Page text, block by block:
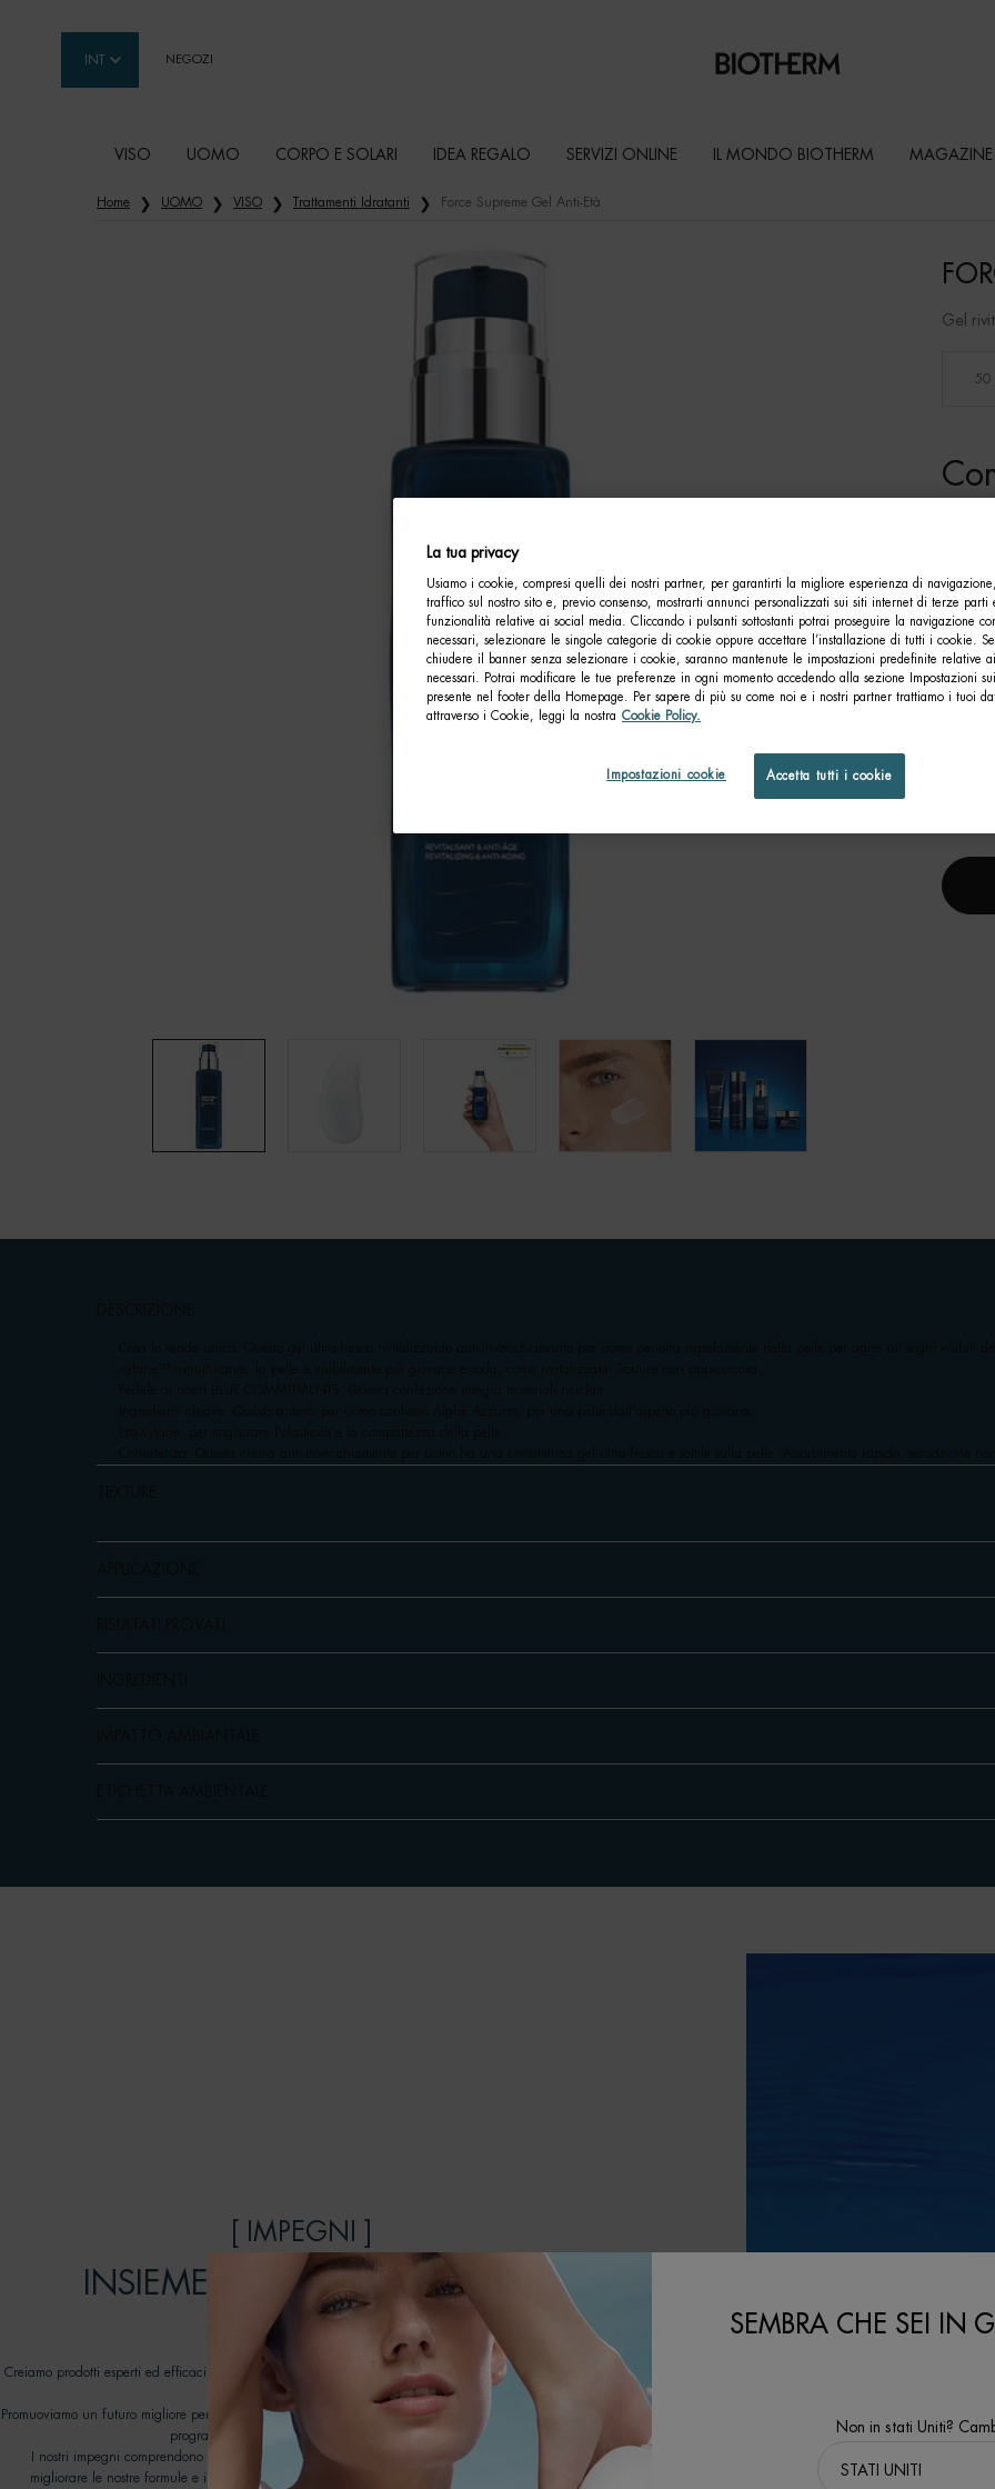
INT NEGOZI
VISO UOMO CORPO E SOLARI IDEA REGALO SERVIZI ONLINE IL MONDO BIOTHERM MAGAZINE
Contenuto principale
Home UOMO VISO Trattamenti Idratanti Force Supreme Gel Anti-Età
Gel
50
[ IMPEGNI ]
INSIEME POSSIAMO FARE LA
DIFFERENZA
Creiamo prodotti esperti ed efficaci, pensati per durare: prendendoci cura della pelle contribuendo al
rispetto degli oceani.
Promuoviamo un futuro migliore per i nostri oceani lavorando con ONG dedicate nell'ambito del nostro
programma Biotherm Water Lovers dal 2012.
I nostri impegni comprendono tutti gli aspetti della nostra catena del valore, con l'obiettivo di
migliorare le nostre formule e i progetti di imballaggio, aprire la strada a nuove tecnologie di
La tua privacy
Usiamo i cookie, compresi quelli dei nostri partner, per garantirti la migliore esperienza di
traffico sul nostro sito e, previo consenso, mostrarti annunci personalizzati sui siti internet di terze
funzionalità relative ai social media. Cliccando i pulsanti sottostanti potrai proseguire la navigazione
necessari, selezionare le singole categorie di cookie oppure accettare l’installazione di tutti i cookie.
chiudere il banner senza selezionare i cookie, saranno mantenute le impostazioni predefinite relative
necessari. Potrai modificare le tue preferenze in ogni momento accedendo alla sezione Impostazioni
presente nel footer della Homepage. Per sapere di più su come noi e i nostri partner trattiamo i tuoi
attraverso i Cookie, leggi la nostra Cookie Policy.
Impostazioni cookie Accetta tutti i cookie
SEMBRA CHE SEI IN
Non in stati Uniti?